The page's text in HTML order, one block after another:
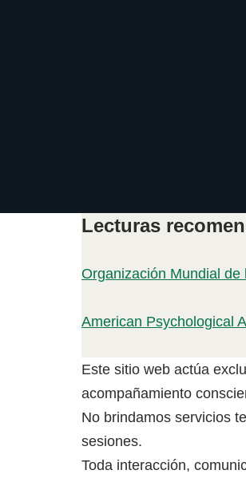
Lecturas
Organización Mundial
American Psychological
Este sitio web actúa
acompañamiento
No brindamos servicios
sesiones.
Toda interacción,